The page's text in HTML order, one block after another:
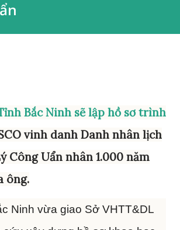
Bắc Ninh sẽ lập hồ sơ trình
vinh danh Danh nhân lịch
Công Uẩn nhân 1.000 năm
ông.
Ninh vừa giao Sở VHTT&DL